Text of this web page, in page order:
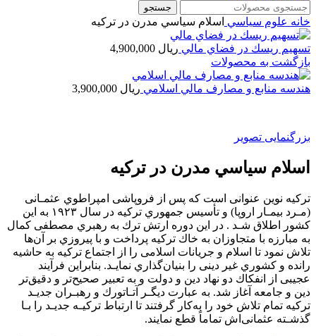
جستجو
خانه علوم سياسي اسلام سياسي مدرن در تركيه
تسهيم ريسك در فضاي مالي ریال
بازگشت به محصولات
هندسه منابع و مصارف مالي اسلامي ریال
بزرگنمایی تصویر
اسلام سياسي مدرن در تركيه
ﺗﺮﻛﻴﻪ ﻧﻮﻳﻦ ﻋﻨﻮاﻧﻰ اﺳﺖ ﻛﻪ ﭘﺲ از ﻓﺮوﭘﺎﺷﻰ اﻣﭙﺮاﻃﻮي ﻋﺜﻤـﺎﻧﻰ
(ﻣـﺮد ﺑﻴﻤـﺎر اروﭘﺎ) و ﺗﺄﺳﻴﺲ ﺟﻤﻬﻮري ﺗﺮﻛﻴﻪ در ﺳﺎل ١٩٢٣ ﺑﻪ اﻳﻦ
ﻛﺸﻮر اﻃﻼق ﺷـﺪ . در اﻳﻦ دوره ارﺗﺶ ﺗﺮك ﺑﻪ رﻫﺒﺮي ﻣﺼﻄﻔﻰ ﻛﻤﺎل
ﺑﻪ ﻣﺒﺎرزه ﺑﺎ ﻣﺘﺠﺎوزان ﺑﻪ ﺧﺎك ﺗﺮﻛﻴﻪ ﭘﺮداﺧﺖ و ﺑﺎ ﭘﻴﺮوزي ﺑﺮ آنﻫﺎ
ﺗﻼش ﻧﻤﻮد ﺗﺎ اﺳﻼم و ﺟﺮﻳﺎﻧﺎت اﺳﻼﻣﻰ را از اﺟﺘﻤﺎع ﺗﺮﻛﻴﻪ ﺑﻪ ﺣﺎﺷﻴﻪ
راﻧﺪه و ﻛﺸﻮري ﻏﻴﺮ دﻳﻨﻰ را ﺑﻨﻴﺎنﮔﺬاري ﻧﻤﺎﻳـﺪ. ﺑﻨﺎﺑﺮاﻳﻦ ﻓﺮآﻳﻨﺪ
ﻋﺠﻴﺒﻰ از اﻧﻔﻜﺎك دو ﻧﻬﺎد دﻳﻦ و دوﻟﺖ و ﺑﻪ ﺗﻌﺒﻴﺮ ﺻﺤﻴﺢﺗﺮ و دﻗﻴﻖﺗﺮ
دﻳﻦ و ﺟﺎﻣﻌﻪ آﻏﺎز ﺷﺪ. ﺑﻪ ﻋﺒﺎرت دﻳﮕـﺮ آﺗـﺎﺗﻮرك و رﻫﺒـﺮان ﺟﺪﻳـﺪ
ﺗﺮﻛﻴﻪ ﺗﻤﺎم ﺗﻼش ﺧﻮد را ﺑﻪﻛﺎر ﮔﺮﻓﺘﻨﺪ ﺗﺎ ارﺗﺒﺎط ﺗﺮﻛﻴـﻪ ﺟﺪﻳـﺪ را ﺑـﺎ
ﮔﺬﺷـﺘﻪ ﻋﺜﻤﺎﻧﻰاش ﺗﻤﺎﻣﺎً ﻗﻄﻊ ﻧﻤﺎﻳﻨﺪ.